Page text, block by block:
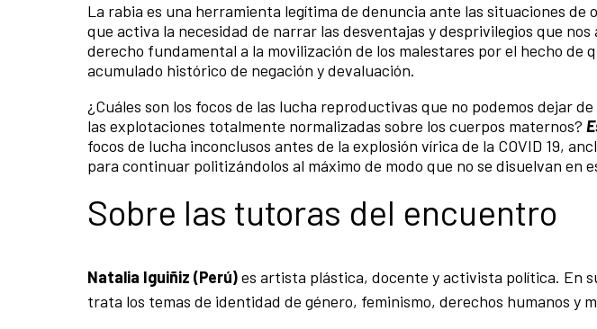
La rabia es una herramienta legítima de denuncia ante las situaciones de
que activa la necesidad de narrar las desventajas y desprivilegios que
derecho fundamental a la movilización de los malestares por el hecho de
acumulado histórico de negación y devaluación.
¿Cuáles son los focos de las lucha reproductivas que no podemos dejar
las explotaciones totalmente normalizadas sobre los cuerpos maternos?
focos de lucha inconclusos antes de la explosión vírica de la COVID 19,
para continuar politizándolos al máximo de modo que no se disuelvan en
Sobre las tutoras del encuentro
Natalia Iguiñiz (Perú)es artista plástica, docente y activista política. En
trata los temas de identidad de género, feminismo, derechos humanos y